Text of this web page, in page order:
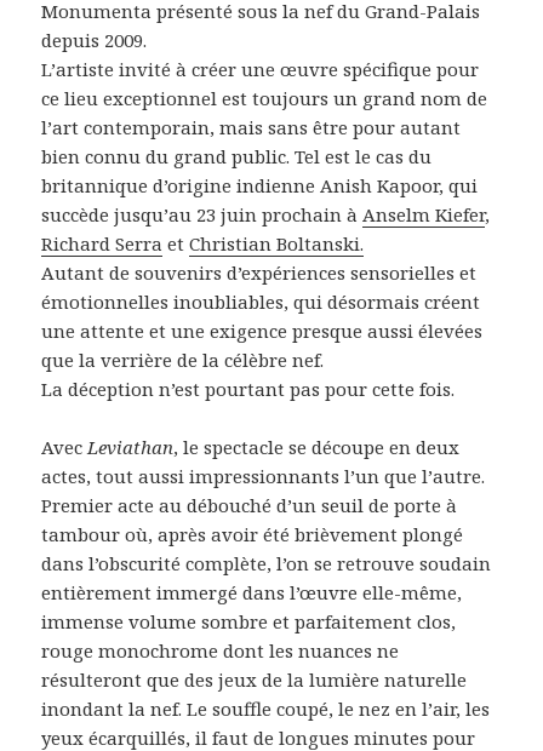
Monumenta présenté sous la nef du Grand-Palais
depuis 2009.
L’artiste invité à créer une œuvre spécifique pour
ce lieu exceptionnel est toujours un grand nom de
l’art contemporain, mais sans être pour autant
bien connu du grand public. Tel est le cas du
britannique d’origine indienne Anish Kapoor, qui
succède jusqu’au 23 juin prochain à Anselm Kiefer,
Richard Serra etChristian Boltanski.
Autant de souvenirs d’expériences sensorielles et
émotionnelles inoubliables, qui désormais créent
une attente et une exigence presque aussi élevées
que la verrière de la célèbre nef.
La déception n’est pourtant pas pour cette fois.
Avec Leviathan, le spectacle se découpe en deux
actes, tout aussi impressionnants l’un que l’autre.
Premier acte au débouché d’un seuil de porte à
tambour où, après avoir été brièvement plongé
dans l’obscurité complète, l’on se retrouve soudain
entièrement immergé dans l’œuvre elle-même,
immense volume sombre et parfaitement clos,
rouge monochrome dont les nuances ne
résulteront que des jeux de la lumière naturelle
inondant la nef. Le souffle coupé, le nez en l’air, les
yeux écarquillés, il faut de longues minutes pour